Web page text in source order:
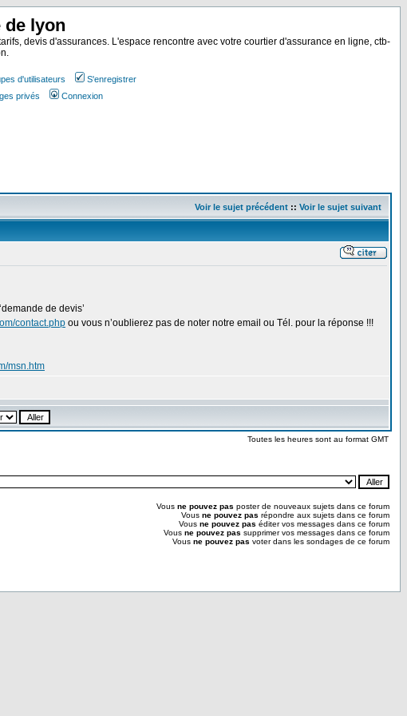
de lyon
devis d'assurances. L'espace rencontre avec votre courtier d'assurance en ligne, ctb-
d'utilisateurs
S'enregistrer
privés Connexion
Voir le sujet précédent :: Voir le sujet suivant
de devis’
contact.php ou vous n’oublierez pas de noter notre email ou Tél. pour la réponse !!!
msn.htm
Toutes les heures sont au format GMT
Vous ne pouvez pas poster de nouveaux sujets dans ce forum
Vous ne pouvez pas répondre aux sujets dans ce forum
Vous ne pouvez pas éditer vos messages dans ce forum
Vous ne pouvez pas supprimer vos messages dans ce forum
Vous ne pouvez pas voter dans les sondages de ce forum